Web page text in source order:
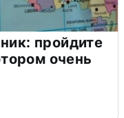
пройдите
очень